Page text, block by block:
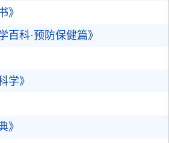
》
百科·预防保健篇》
学》
》